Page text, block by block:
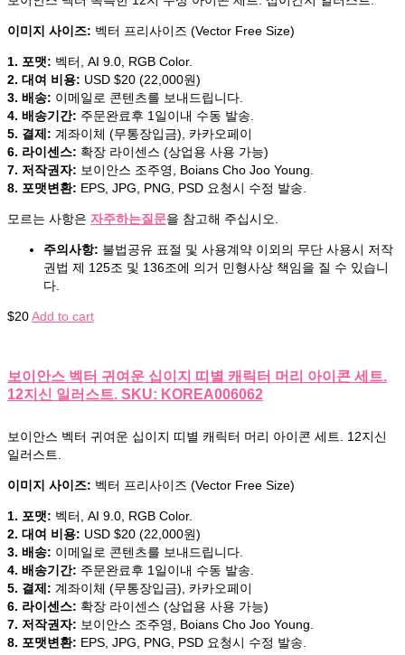
이미지 사이즈: 벡터 프리사이즈 (Vector Free Size)
1. 포맷: 벡터, AI 9.0, RGB Color.
2. 대여 비용: USD $20 (22,000원)
3. 배송: 이메일로 콘텐츠를 보내드립니다.
4. 배송기간: 주문완료후 1일이내 수동 발송.
5. 결제: 계좌이체 (무통장입금), 카카오페이
6. 라이센스: 확장 라이센스 (상업용 사용 가능)
7. 저작권자: 보이안스 조주영, Boians Cho Joo Young.
8. 포맷변환: EPS, JPG, PNG, PSD 요청시 수정 발송.
모르는 사항은 자주하는질문을 참고해 주십시오.
주의사항: 불법공유 표절 및 사용계약 이외의 무단 사용시 저작
권법 제 125조 및 136조에 의거 민형사상 책임을 질 수 있습니
다.
$20Add to cart
보이안스 벡터 귀여운 십이지 띠별 캐릭터 머리 아이콘 세트.
12지신 일러스트. SKU: KOREA006062
보이안스 벡터 귀여운 십이지 띠별 캐릭터 머리 아이콘 세트. 12지신
일러스트.
이미지 사이즈: 벡터 프리사이즈 (Vector Free Size)
1. 포맷: 벡터, AI 9.0, RGB Color.
2. 대여 비용: USD $20 (22,000원)
3. 배송: 이메일로 콘텐츠를 보내드립니다.
4. 배송기간: 주문완료후 1일이내 수동 발송.
5. 결제: 계좌이체 (무통장입금), 카카오페이
6. 라이센스: 확장 라이센스 (상업용 사용 가능)
7. 저작권자: 보이안스 조주영, Boians Cho Joo Young.
8. 포맷변환: EPS, JPG, PNG, PSD 요청시 수정 발송.